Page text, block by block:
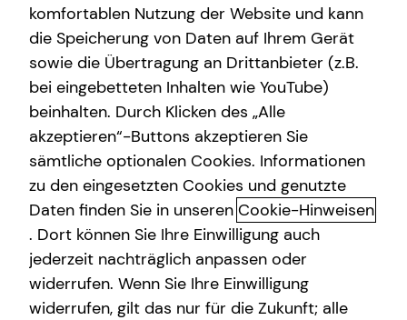
Investment
Kapitalanlage Immobilien
Altersvorsorge
Gewerbliche Versicherungen
Arbeitskraftabsicherung
Kindervorsorge
Sach- und Vermögenssicherung
Schnelle und einfache Hilfe im
Schadensfall
Schließlich ist etwas passiert. Und als nächstes kommt
der „Nerv“ mit der Versicherung. Doch mit unserem neuen
und erfahrenen Schadensmanagement läuft es jetzt
anders.
komfortablen Nutzung der Website und kann
die Speicherung von Daten auf Ihrem Gerät
sowie die Übertragung an Drittanbieter (z.B.
bei eingebetteten Inhalten wie YouTube)
beinhalten. Durch Klicken des „Alle
akzeptieren“-Buttons akzeptieren Sie
sämtliche optionalen Cookies. Informationen
zu den eingesetzten Cookies und genutzte
Daten finden Sie in unseren Cookie-Hinweisen
. Dort können Sie Ihre Einwilligung auch
jederzeit nachträglich anpassen oder
widerrufen. Wenn Sie Ihre Einwilligung
widerrufen, gilt das nur für die Zukunft; alle